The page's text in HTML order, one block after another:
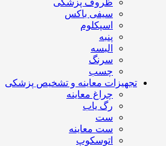
ظروف پزشکی
سیفی باکس
اسپکلوم
پنبه
البسه
سرنگ
چسب
تجهیزات معاینه و تشخیص پزشکی
چراغ معاینه
رگ یاب
ست
ست معاینه
اتوسکوپ